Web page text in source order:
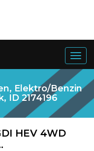
Elektro/Benzin
ID 2174196
HEV 4WD